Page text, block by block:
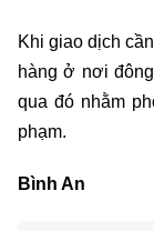
Khi giao dịch
hàng ở nơi
qua đó nhằm
phạm.
Bình An